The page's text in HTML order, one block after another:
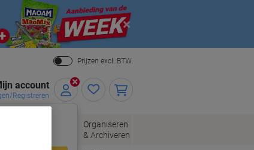
Close
Prijzen excl. BTW.
account
Registreren
Organiseren
& Archiveren